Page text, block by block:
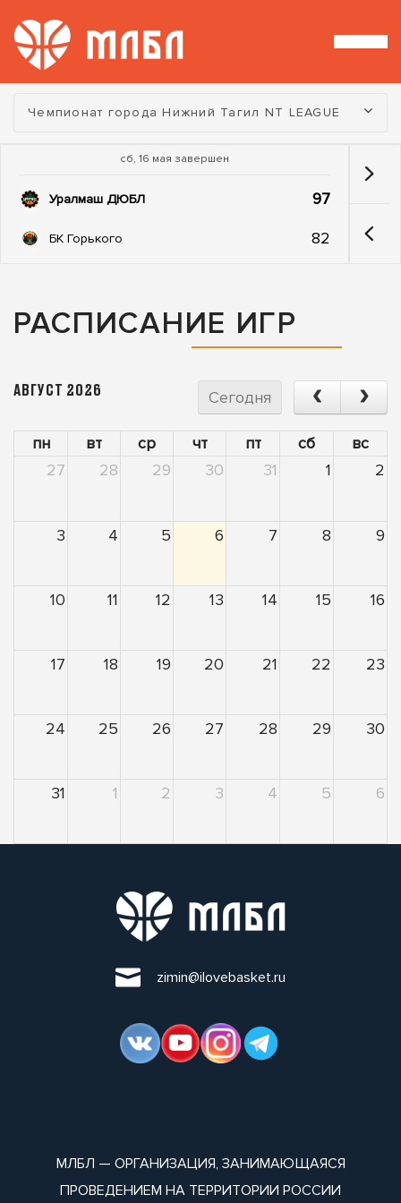
Турнир:
Чемпионат города Нижний Тагил NT LEAGUE
сб, 16 мая завершен
Уралмаш ДЮБЛ 97
БК Горького 82
РАСПИСАНИЕ ИГР
АВГУСТ 2026 Сегодня
пн вт ср чт пт сб
вс
27
28 29 30 31 1 2
3 4 5 6 7 8 9
10 11 12 13 14 15 16
17 18 19 20 21 22 23
24 25 26 27 28 29 30
31 1 2 3 4 5 6
zimin@ilovebasket.ru
МЛБЛ — ОРГАНИЗАЦИЯ, ЗАНИМАЮЩАЯСЯ
ПРОВЕДЕНИЕМ НА ТЕРРИТОРИИ РОССИИ